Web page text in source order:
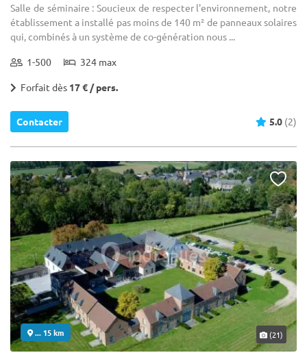
Salle de séminaire : Soucieux de respecter l'environnement, notre
établissement a installé pas moins de 140 m² de panneaux solaires
qui, combinés à un système de co-génération nous ...
1-500 324 max
Forfait dès 17 € / pers.
Contacter 5.0 (2)
... 15 km (21)